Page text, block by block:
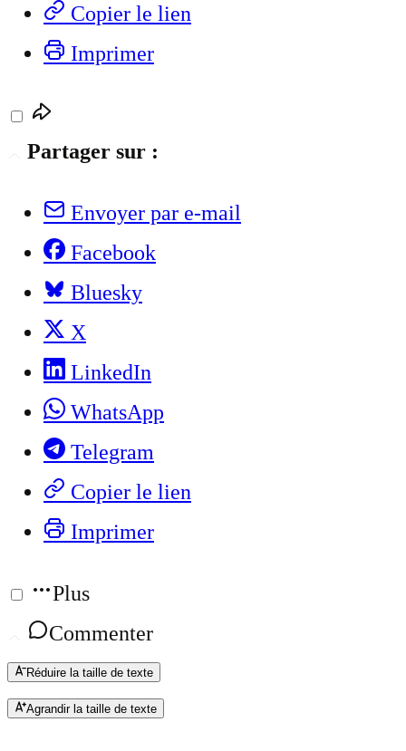
Copier le lien
Imprimer
Partager sur :
Envoyer par e-mail
Facebook
Bluesky
X
LinkedIn
WhatsApp
Telegram
Copier le lien
Imprimer
Plus
Commenter
Réduire la taille de texte
Agrandir la taille de texte